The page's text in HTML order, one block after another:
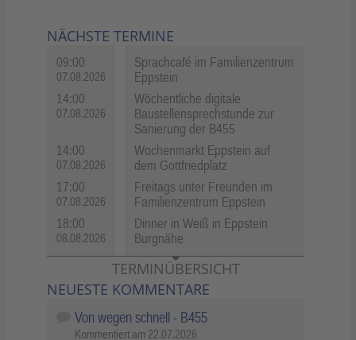
NÄCHSTE TERMINE
09:00
07.08.2026
Sprachcafé im Familienzentrum
Eppstein
14:00
07.08.2026
Wöchentliche digitale
Baustellensprechstunde zur
Sanierung der B455
14:00
07.08.2026
Wochenmarkt Eppstein auf
dem Gottfriedplatz
17:00
07.08.2026
Freitags unter Freunden im
Familienzentrum Eppstein
18:00
08.08.2026
Dinner in Weiß in Eppstein
Burgnähe
TERMINÜBERSICHT
NEUESTE KOMMENTARE
Von wegen schnell - B455
Kommentiert am 22.07.2026